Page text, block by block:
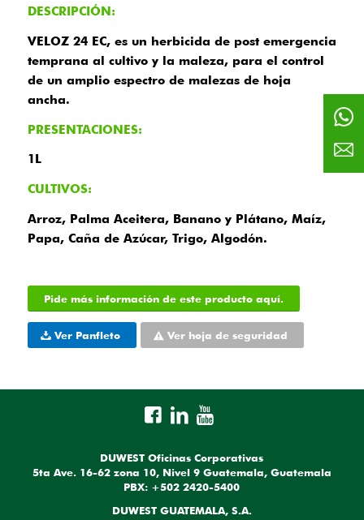
DESCRIPCIÓN:
VELOZ 24 EC, es un herbicida de post emergencia
temprana al cultivo y la maleza, para el control
de un amplio espectro de malezas de hoja
ancha.
PRESENTACIONES:
1L
CULTIVOS:
Arroz, Palma Aceitera, Banano y Plátano, Maíz,
Papa, Caña de Azúcar, Trigo, Algodón.
Pide más información de este producto aquí.
Ver Panfleto Ver hoja de seguridad
DUWEST Oficinas Corporativas
5ta Ave. 16-62 zona 10, Nivel 9 Guatemala, Guatemala
PBX: +502 2420-5400
DUWEST GUATEMALA, S.A.